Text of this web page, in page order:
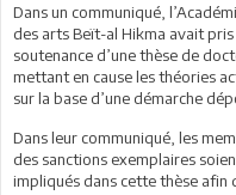
Dans un communiqué,
des arts Beït-al Hikma avait
soutenance d’une thèse de
mettant en cause les théories
sur la base d’une démarche
Dans leur communiqué, les
des sanctions exemplaires
impliqués dans cette thèse afin